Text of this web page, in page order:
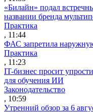
«Билайн» подал
названии бренда
Практика
, 11:44
ФАС запретила
Практика
, 11:23
IT-бизнес просит
для обучения ИИ
Законодательство
, 10:59
Утренний обзор за 6